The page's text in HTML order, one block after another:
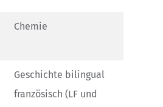
Chemie
Geschichte bilingual
französisch (LF und